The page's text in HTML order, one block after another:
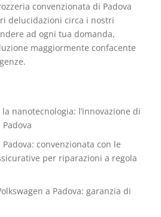
convenzionata di Padova
delucidazioni circa i nostri
ad ogni tua domanda,
maggiormente confacente
nanotecnologia: l’innovazione di
convenzionata con le
per riparazioni a regola
a Padova: garanzia di